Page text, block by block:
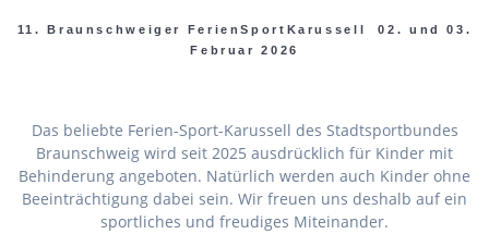
11. Braunschweiger FerienSportKarussell 02. und 03.
Februar 2026
Das beliebte Ferien-Sport-Karussell des Stadtsportbundes
Braunschweig wird seit 2025 ausdrücklich für Kinder mit
Behinderung angeboten. Natürlich werden auch Kinder ohne
Beeinträchtigung dabei sein. Wir freuen uns deshalb auf ein
sportliches und freudiges Miteinander.